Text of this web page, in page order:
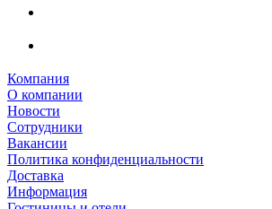
Компания
О компании
Новости
Сотрудники
Вакансии
Политика конфиденциальности
Доставка
Информация